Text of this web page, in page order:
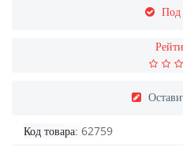
Под
Код товара: 62759